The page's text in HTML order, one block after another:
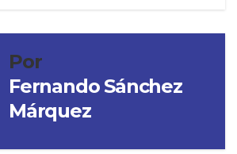
Por
Fernando Sánchez
Márquez